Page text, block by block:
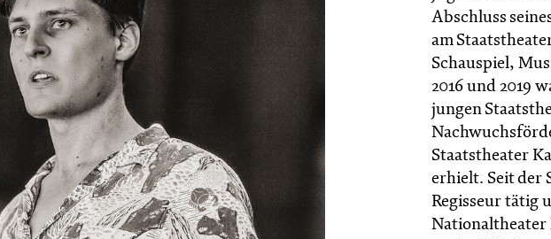
Abschluss
am
Schauspiel,
2016 und 2019
jungen
Staatstheater
erhielt. Seit der
Regisseur tätig
Nationaltheater